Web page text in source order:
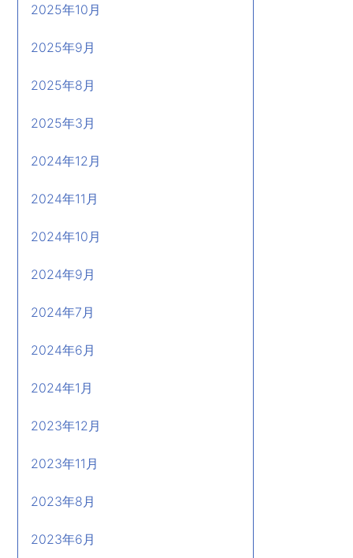
2025年10月
2025年9月
2025年8月
2025年3月
2024年12月
2024年11月
2024年10月
2024年9月
2024年7月
2024年6月
2024年1月
2023年12月
2023年11月
2023年8月
2023年6月